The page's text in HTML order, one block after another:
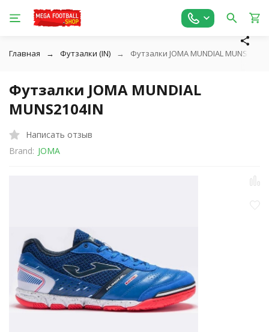
Главная Футзалки (IN) Футзалки JOMA MUNDIAL
Футзалки JOMA MUNDIAL
MUNS2104IN
Написать отзыв
Brand: JOMA